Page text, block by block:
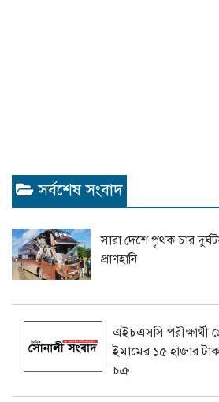
সর্বশেষ সংবাদ
সারা দেশে পৃথক চার
প্রাণহানি
এইচএসসি পরীক্ষার্থী
ইমামের ১৫ হাজার
চক্র